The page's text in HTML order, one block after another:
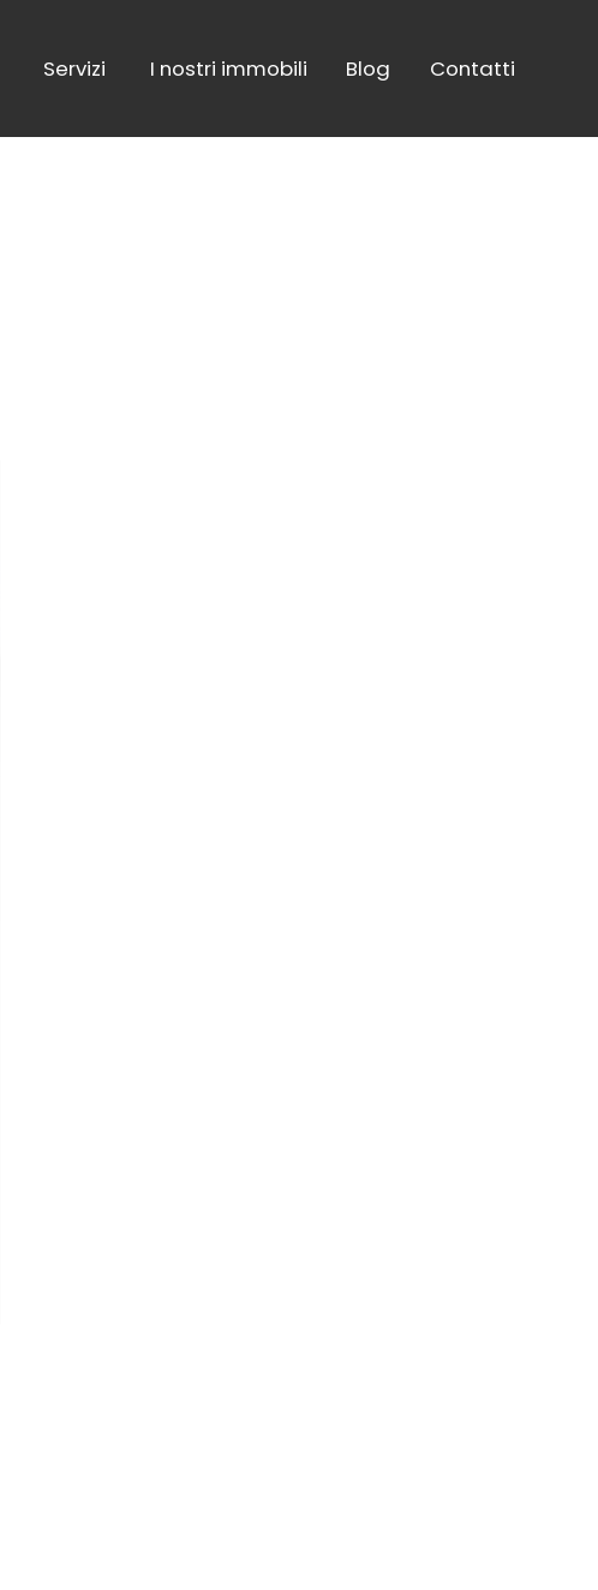
Servizi I nostri immobili Blog Contatti